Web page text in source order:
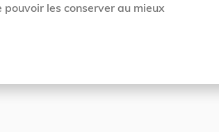
les conserver au mieux